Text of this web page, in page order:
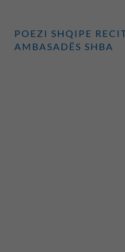
POEZI SHQIPE
AMBASADËS SHBA